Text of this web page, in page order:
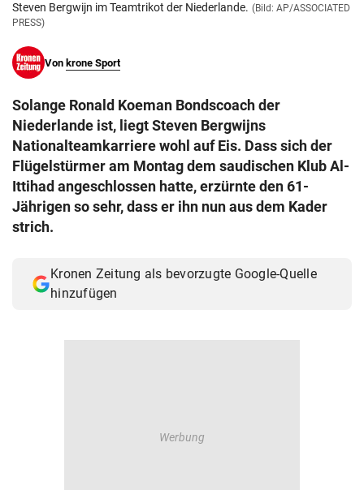
Steven Bergwijn im Teamtrikot der Niederlande. (Bild: AP/ASSOCIATED
PRESS)
Von krone Sport
Solange Ronald Koeman Bondscoach der
Niederlande ist, liegt Steven Bergwijns
Nationalteamkarriere wohl auf Eis. Dass sich der
Flügelstürmer am Montag dem saudischen Klub Al-
Ittihad angeschlossen hatte, erzürnte den 61-
Jährigen so sehr, dass er ihn nun aus dem Kader
strich.
Kronen Zeitung als bevorzugte Google-Quelle
hinzufügen